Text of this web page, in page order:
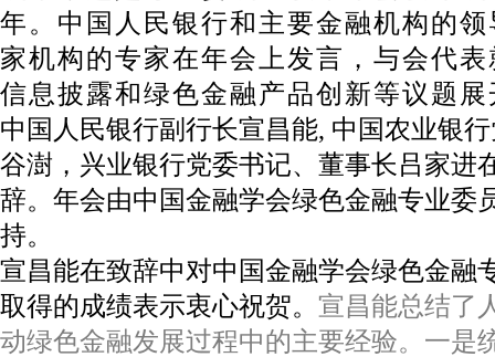
年。中国人民银行和主要金融机构的
家机构的专家在年会上发言，与会代
信息披露和绿色金融产品创新等议题
中国人民银行副行长宣昌能, 中国农业银
谷澍，兴业银行党委书记、董事长吕家进
辞。年会由中国金融学会绿色金融专业委
持。
宣昌能在致辞中对中国金融学会绿色金融
取得的成绩表示衷心祝贺。 宣昌能总结了
动绿色金融发展过程中的主要经验。一是